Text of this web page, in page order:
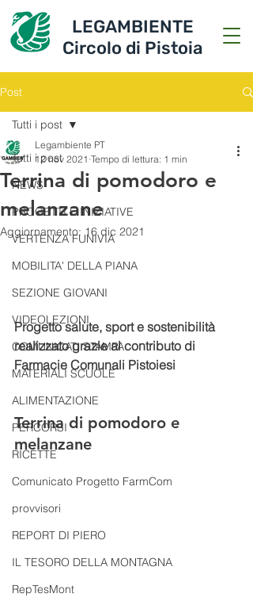
LEGAMBIENTE
Circolo di Pistoia
Post
Tutti i post
NEWS
PROGETTI E INIZIATIVE
VERTENZA FUNIVIA
MOBILITA' DELLA PIANA
SEZIONE GIOVANI
VIDEOLEZIONI
COMUNICATI STAMPA
MATERIALI SCUOLE
ALIMENTAZIONE
PERCORSI
RICETTE
Comunicato Progetto FarmCom
provvisori
REPORT DI PIERO
IL TESORO DELLA MONTAGNA
RepTesMont
Tutti i post
Terrina di pomodoro e
melanzane
Legambiente PT
12 nov 2021 Tempo di lettura: 1 min
Aggiornamento: 16 dic 2021
Progetto salute, sport e sostenibilità
realizzato grazie al contributo di
Farmacie Comunali Pistoiesi
Terrina di pomodoro e
melanzane